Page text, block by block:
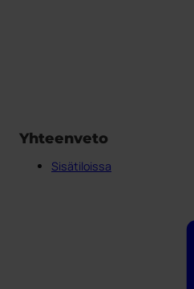
Yhteenveto
Sisätiloissa